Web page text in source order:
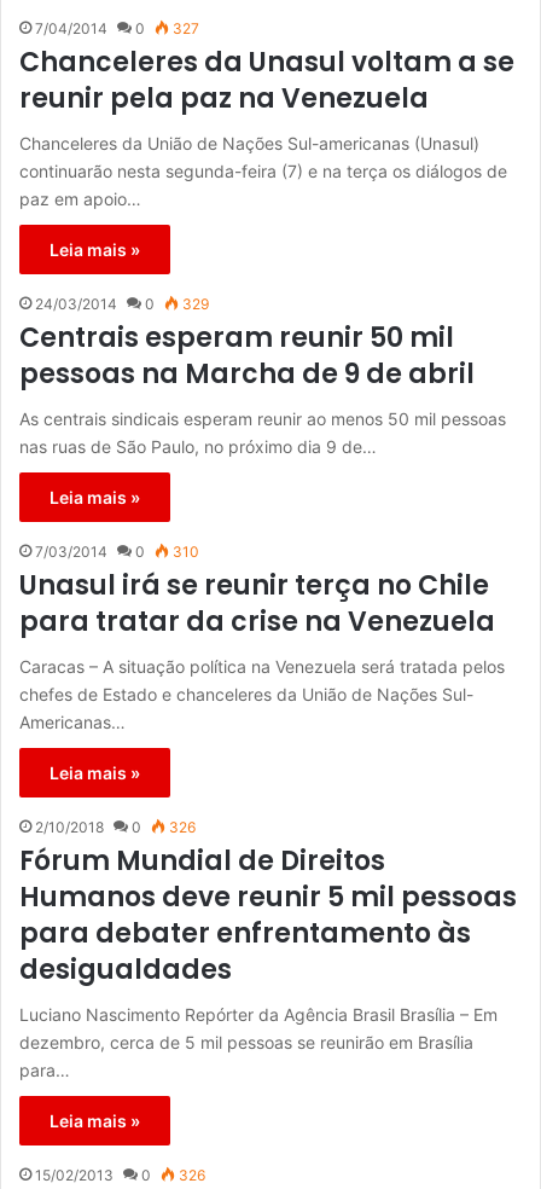
7/04/2014 0 327
Chanceleres da Unasul voltam a se
reunir pela paz na Venezuela
Chanceleres da União de Nações Sul-americanas (Unasul)
continuarão nesta segunda-feira (7) e na terça os diálogos de
paz em apoio…
Leia mais »
24/03/2014 0 329
Centrais esperam reunir 50 mil
pessoas na Marcha de 9 de abril
As centrais sindicais esperam reunir ao menos 50 mil pessoas
nas ruas de São Paulo, no próximo dia 9 de…
Leia mais »
7/03/2014 0 310
Unasul irá se reunir terça no Chile
para tratar da crise na Venezuela
Caracas – A situação política na Venezuela será tratada pelos
chefes de Estado e chanceleres da União de Nações Sul-
Americanas…
Leia mais »
2/10/2018 0 326
Fórum Mundial de Direitos
Humanos deve reunir 5 mil pessoas
para debater enfrentamento às
desigualdades
Luciano Nascimento Repórter da Agência Brasil Brasília – Em
dezembro, cerca de 5 mil pessoas se reunirão em Brasília
para…
Leia mais »
15/02/2013 0 326